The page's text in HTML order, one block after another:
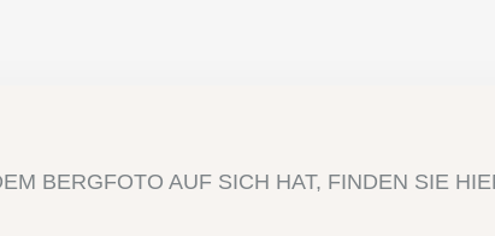
BERGFOTO AUF SICH HAT, FINDEN SIE